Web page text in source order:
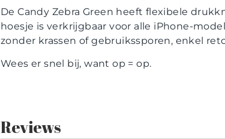
De Candy Zebra Green heeft flexibele
hoesje is verkrijgbaar voor alle iPhone-
zonder krassen of gebruikssporen, enkel
Wees er snel bij, want op = op.
Reviews